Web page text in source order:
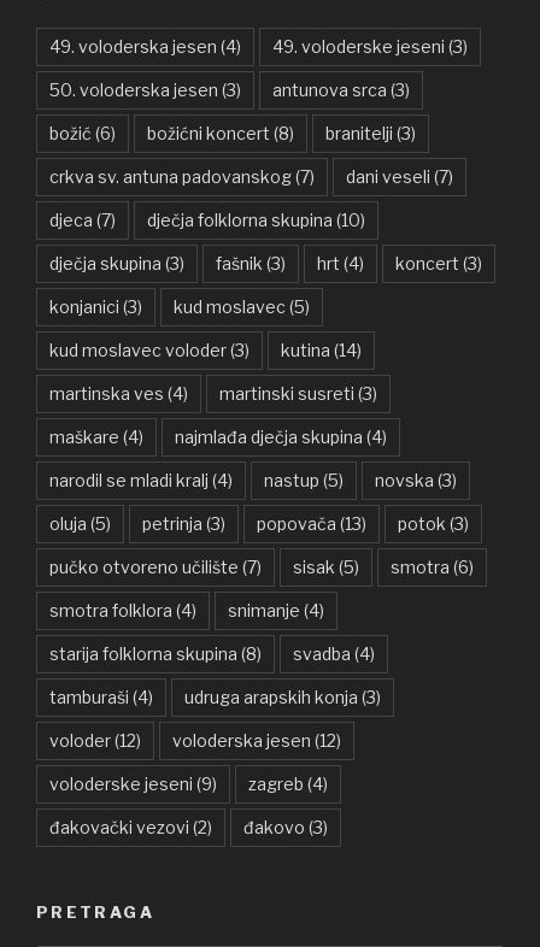
49. voloderska jesen (4) 49. voloderske jeseni (3)
50. voloderska jesen (3) antunova srca (3)
božić (6) božićni koncert (8) branitelji (3)
crkva sv. antuna padovanskog(7) dani veseli (7)
djeca (7) dječja folklorna skupina (10)
dječja skupina (3) fašnik (3) hrt (4) koncert (3)
konjanici (3) kud moslavec (5)
kud moslavec voloder(3) kutina (14)
martinska ves (4) martinski susreti (3)
maškare (4) najmlađa dječja skupina (4)
narodil se mladi kralj (4) nastup (5) novska (3)
oluja (5) petrinja (3) popovača (13) potok (3)
pučko otvoreno učilište (7) sisak (5) smotra (6)
smotra folklora (4) snimanje (4)
starija folklorna skupina (8) svadba (4)
tamburaši (4) udruga arapskih konja (3)
voloder(12) voloderska jesen (12)
voloderske jeseni (9) zagreb (4)
đakovački vezovi (2) đakovo (3)
PRETRAGA